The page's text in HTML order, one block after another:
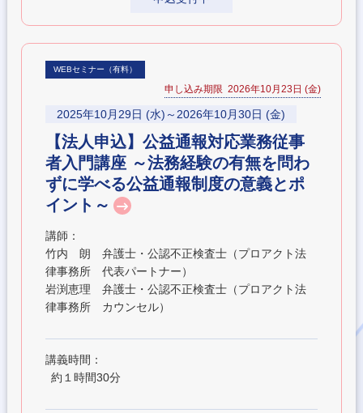
WEBセミナー（有料）
申し込み期限 2026年10月23日 (金)
2025年10月29日 (水)～2026年10月30日 (金)
【法人申込】公益通報対応業務従事
者入門講座 ～法務経験の有無を問わ
ずに学べる公益通報制度の意義とポ
イント～
講師：
竹内 朗 弁護士・公認不正検査士（プロアクト法
律事務所 代表パートナー）
岩渕恵理 弁護士・公認不正検査士（プロアクト法
律事務所 カウンセル）
講義時間：
約１時間30分